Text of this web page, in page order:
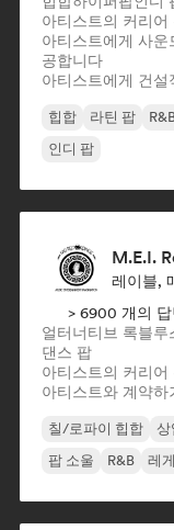
아티스트의 커리어
아티스트에게 사
공합니다
아티스트에게 건설
힙합 라틴 팝
인디 팝
M.E.I.
레이블,
> 6900 개의
얼터너티브 록블루
댄스 팝
아티스트의 커리어
아티스트와 계약하
칠/로파이 힙합 상
팝 소울
R&B 레게